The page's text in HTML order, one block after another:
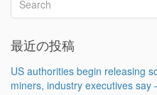
最近の投稿
US authorities begin releasing
miners, industry executives say